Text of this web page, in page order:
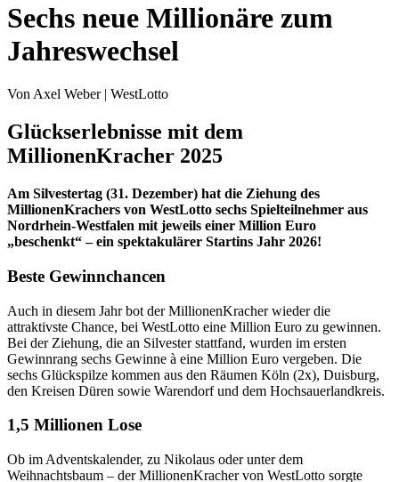
Sechs neue Millionäre zum
Jahreswechsel
Von Axel Weber | WestLotto
Glückserlebnisse mit dem
MillionenKracher 2025
Am Silvestertag (31. Dezember) hat die Ziehung des
MillionenKrachers von WestLotto sechs Spielteilnehmer aus
Nordrhein-Westfalen mit jeweils einer Million Euro
„beschenkt“– ein spektakulärer Startins Jahr 2026!
Beste Gewinnchancen
Auch in diesem Jahr bot der MillionenKracher wieder die
attraktivste Chance, bei WestLotto eine Million Euro zu gewinnen.
Bei der Ziehung, die an Silvester stattfand, wurden im ersten
Gewinnrang sechs Gewinne à eine Million Euro vergeben. Die
sechs Glückspilze kommen aus den Räumen Köln (2x), Duisburg,
den Kreisen Düren sowie Warendorf und dem Hochsauerlandkreis.
1,5 Millionen Lose
Ob im Adventskalender, zu Nikolaus oder unter dem
Weihnachtsbaum – der MillionenKracher von WestLotto sorgte